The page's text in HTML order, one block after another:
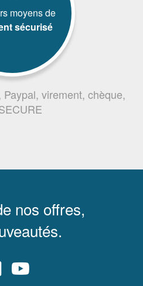
moyens de
sécurisé
virement, chèque,
nos offres,